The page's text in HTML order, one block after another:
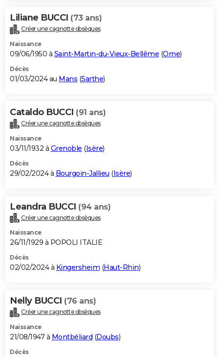
Liliane BUCCI (73 ans)
Créer une cagnotte obsèques
Naissance
09/06/1950 à Saint-Martin-du-Vieux-Bellême (Orne)
Décès
01/03/2024 au Mans (Sarthe)
Cataldo BUCCI (91 ans)
Créer une cagnotte obsèques
Naissance
03/11/1932 à Grenoble (Isère)
Décès
29/02/2024 à Bourgoin-Jallieu (Isère)
Leandra BUCCI (94 ans)
Créer une cagnotte obsèques
Naissance
26/11/1929 à POPOLI ITALIE
Décès
02/02/2024 à Kingersheim (Haut-Rhin)
Nelly BUCCI (76 ans)
Créer une cagnotte obsèques
Naissance
21/08/1947 à Montbéliard (Doubs)
Décès